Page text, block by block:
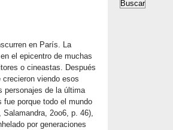
en París. La
el epicentro de muchas
o cineastas. Después
viendo esos
personajes de la última
porque todo el mundo
2oo6, p. 46),
por generaciones